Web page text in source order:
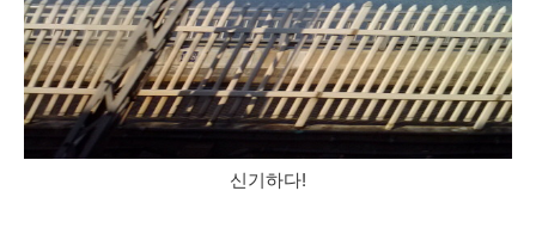
신기하다!